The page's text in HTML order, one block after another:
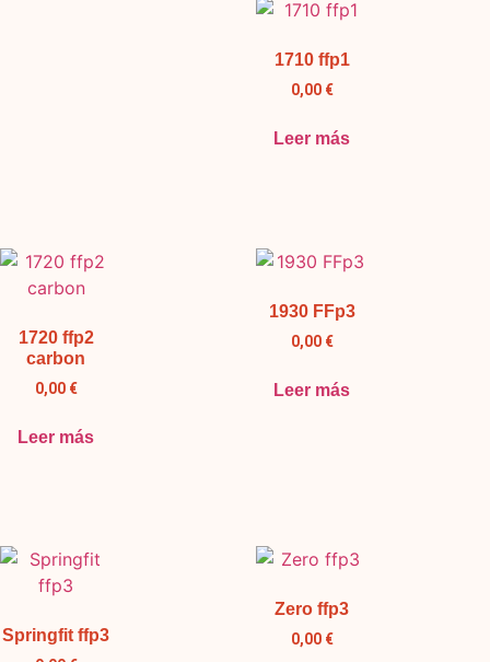
1710 ffp1
0,00 €
Leer más
1720 ffp2
carbon
0,00 €
Leer más
1930 FFp3
0,00 €
Leer más
Springfit ffp3
Zero ffp3
0,00 €